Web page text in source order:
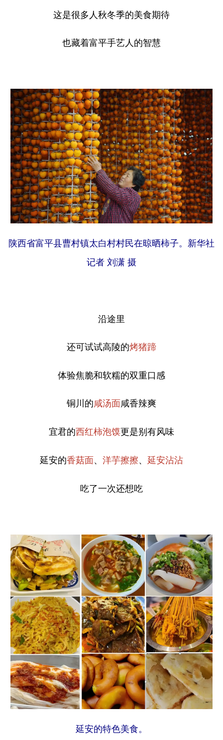
这是很多人秋冬季的美食期待
也藏着富平手艺人的智慧
陕西省富平县曹村镇太白村村民在晾晒柿子。新华社
记者 刘潇 摄
沿途里
还可试试高陵的烤猪蹄
体验焦脆和软糯的双重口感
铜川的咸汤面咸香辣爽
宜君的西红柿泡馍更是别有风味
延安的香菇面、 洋芋擦擦、 延安沾沾
吃了一次还想吃
延安的特色美食。